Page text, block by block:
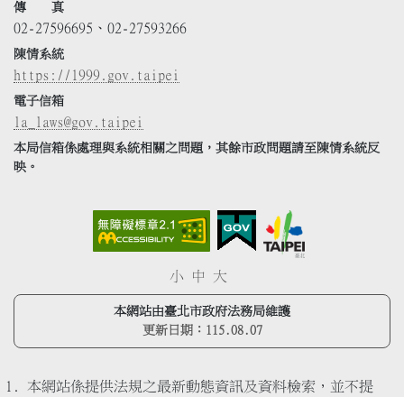
傳 真
02-27596695、02-27593266
陳情系統
https://1999.gov.taipei
電子信箱
la_laws@gov.taipei
本局信箱係處理與系統相關之問題，其餘市政問題請至陳情系統反
映。
小 中 大
本網站由臺北市政府法務局維護
更新日期： 115.08.07
本網站係提供法規之最新動態資訊及資料檢索，並不提